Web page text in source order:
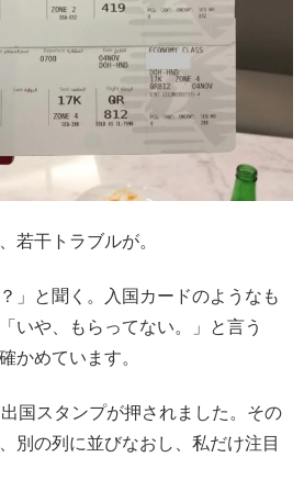
若干トラブルが。
」と聞く。入国カードのようなも
いや、もらってない。」と言う
かめています。
国スタンプが押されました。その
別の列に並びなおし、私だけ注目